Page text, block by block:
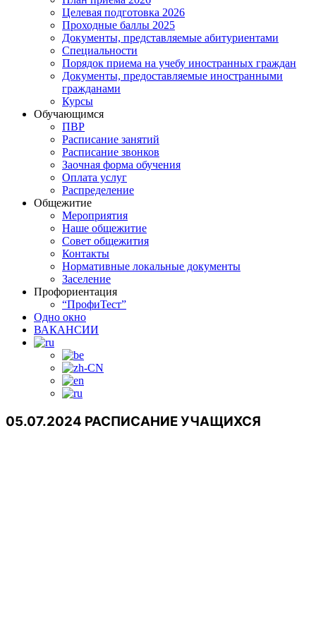
Целевая подготовка 2026
Проходные баллы 2025
Документы, представляемые абитуриентами
Специальности
Порядок приема на учебу иностранных граждан
Документы, предоставляемые иностранными
гражданами
Курсы
Обучающимся
ПВР
Расписание занятий
Расписание звонков
Заочная форма обучения
Оплата услуг
Распределение
Общежитие
Мероприятия
Наше общежитие
Совет общежития
Контакты
Нормативные локальные документы
Заселение
Профориентация
“ПрофиТест”
Одно окно
ВАКАНСИИ
05.07.2024 РАСПИСАНИЕ УЧАЩИХСЯ